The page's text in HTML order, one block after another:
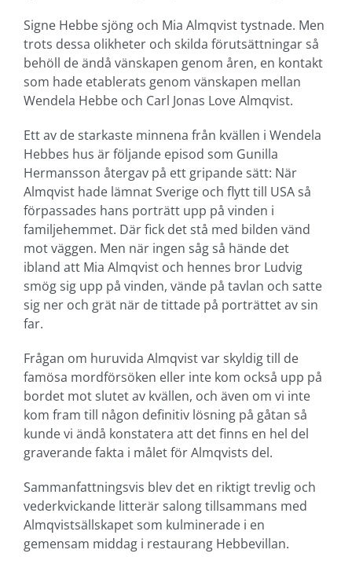
Signe Hebbe sjöng och Mia Almqvist tystnade. Men
trots dessa olikheter och skilda förutsättningar så
behöll de ändå vänskapen genom åren, en kontakt
som hade etablerats genom vänskapen mellan
Wendela Hebbe och Carl Jonas Love Almqvist.
Ett av de starkaste minnena från kvällen i Wendela
Hebbes hus är följande episod som Gunilla
Hermansson återgav på ett gripande sätt: När
Almqvist hade lämnat Sverige och flytt till USA så
förpassades hans porträtt upp på vinden i
familjehemmet. Där fick det stå med bilden vänd
mot väggen. Men när ingen såg så hände det
ibland att Mia Almqvist och hennes bror Ludvig
smög sig upp på vinden, vände på tavlan och satte
sig ner och grät när de tittade på porträttet av sin
far.
Frågan om huruvida Almqvist var skyldig till de
famösa mordförsöken eller inte kom också upp på
bordet mot slutet av kvällen, och även om vi inte
kom fram till någon definitiv lösning på gåtan så
kunde vi ändå konstatera att det finns en hel del
graverande fakta i målet för Almqvists del.
Sammanfattningsvis blev det en riktigt trevlig och
vederkvickande litterär salong tillsammans med
Almqvistsällskapet som kulminerade i en
gemensam middag i restaurang Hebbevillan.